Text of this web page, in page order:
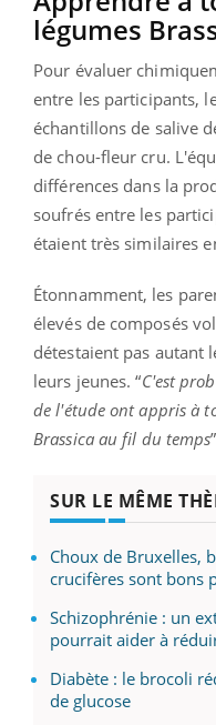
légumes
Pour évaluer
entre les participants,
échantillons de salive
de chou-fleur cru.
différences dans la
soufrés entre les
étaient très similaires
Étonnamment, les
élevés de composés
détestaient pas autant
leurs jeunes. “C'est
de l'étude ont appris à
Brassica au fil du temps
SUR LE MÊME
Choux de Bruxelles,
crucifères sont bons
Schizophrénie : un
pourrait aider à
Diabète : le brocoli
de glucose